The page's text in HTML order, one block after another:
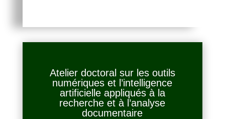
Atelier doctoral sur les outils
numériques et l’intelligence
artificielle appliqués à la
recherche et à l’analyse
documentaire